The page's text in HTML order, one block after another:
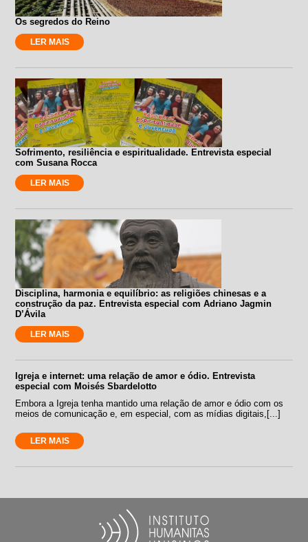
Os segredos do Reino
LER MAIS
Sofrimento, resiliência e espiritualidade. Entrevista especial
com Susana Rocca
LER MAIS
Disciplina, harmonia e equilíbrio: as religiões chinesas e a
construção da paz. Entrevista especial com Adriano Jagmin
D’Ávila
LER MAIS
Igreja e internet: uma relação de amor e ódio. Entrevista
especial com Moisés Sbardelotto
Embora a Igreja tenha mantido uma relação de amor e ódio com os
meios de comunicação e, em especial, com as mídias digitais,[...]
LER MAIS